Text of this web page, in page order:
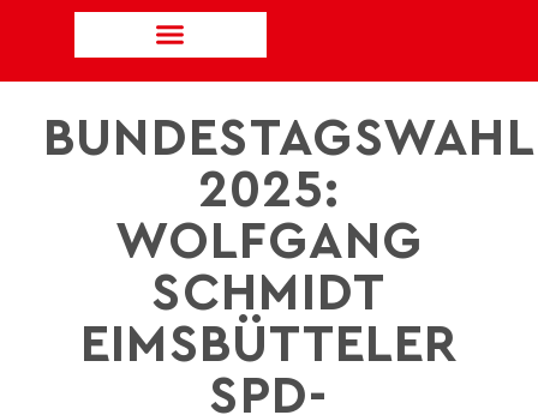
BUNDESTAGSWAHL
2025:
WOLFGANG
SCHMIDT
EIMSBÜTTELER
SPD-